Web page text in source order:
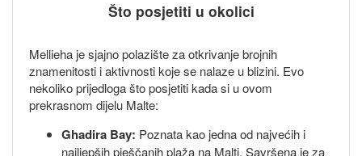
Što posjetiti u okolici
Mellieha je sjajno polazište za otkrivanje brojnih
znamenitosti i aktivnosti koje se nalaze u blizini. Evo
nekoliko prijedloga što posjetiti kada si u ovom
prekrasnom dijelu Malte:
Ghadira Bay: Poznata kao jedna od najvećih i
najljepših pješčanih plaža na Malti. Savršena je za